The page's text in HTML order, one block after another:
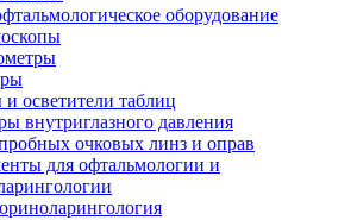
оборудование
осветители таблиц
внутриглазного давления
очковых линз и оправ
для офтальмологии и